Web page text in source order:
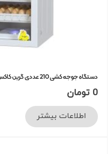
دستگاه جوجه کشی 210 عددی گرین کاکس دیجیتال
0 تومان
اطلاعات بیشتر